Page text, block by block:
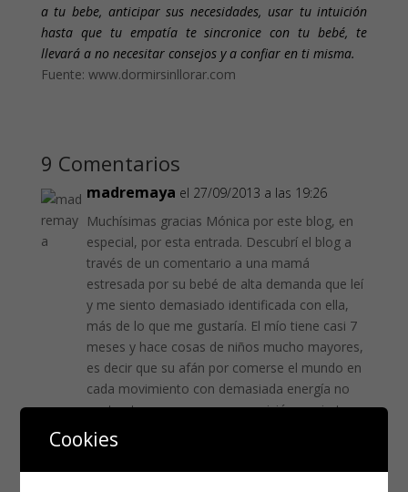
a tu bebe, anticipar sus necesidades, usar tu intuición
hasta que tu empatía te sincronice con tu bebé, te
llevará a no necesitar consejos y a confiar en ti misma.
Fuente: www.dormirsinllorar.com
9 Comentarios
madremaya el 27/09/2013 a las 19:26
Muchísimas gracias Mónica por este blog, en
especial, por esta entrada. Descubrí el blog a
través de un comentario a una mamá
estresada por su bebé de alta demanda que leí
y me siento demasiado identificada con ella,
más de lo que me gustaría. El mío tiene casi 7
meses y hace cosas de niños mucho mayores,
es decir que su afán por comerse el mundo en
cada movimiento con demasiada energía no
contrastan con su escasa precisión y acierto
porque, evidentemente, es demasiado
pequeño para lo que pretende. En mi blog, al
que te invito por cierto, escribí una entrada
Cookies